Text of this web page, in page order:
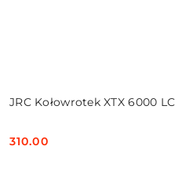
JRC Kołowrotek XTX 6000 LC
Cena:
310.00